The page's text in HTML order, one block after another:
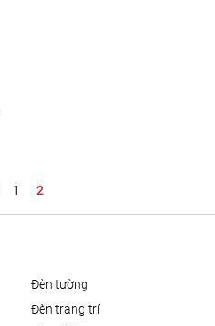
1 2
đèn tường
đèn trang trí